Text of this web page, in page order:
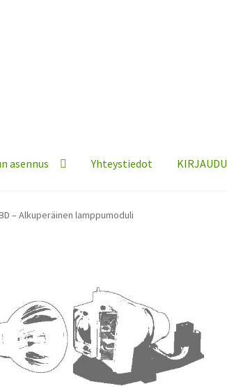
asennus Yhteystiedot KIRJAUDU
– Alkuperäinen lamppumoduli